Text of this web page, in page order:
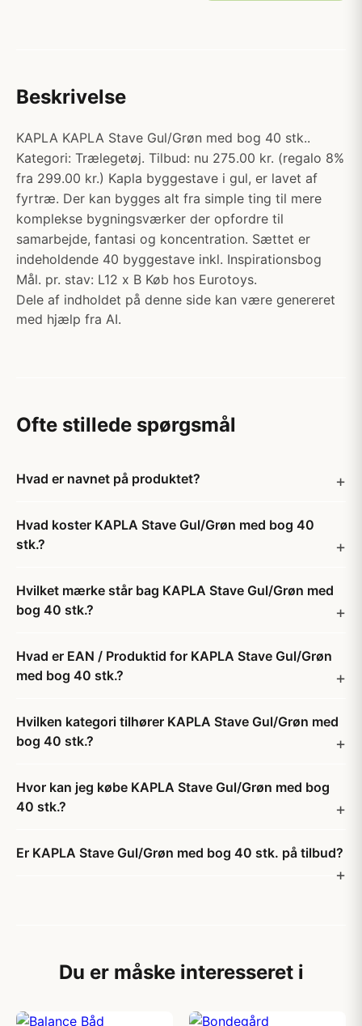
Beskrivelse
KAPLA KAPLA Stave Gul/Grøn med bog 40 stk..
Kategori: Trælegetøj. Tilbud: nu 275.00 kr. (regalo 8%
fra 299.00 kr.) Kapla byggestave i gul, er lavet af
fyrtræ. Der kan bygges alt fra simple ting til mere
komplekse bygningsværker der opfordre til
samarbejde, fantasi og koncentration. Sættet er
indeholdende 40 byggestave inkl. Inspirationsbog
Mål. pr. stav: L12 x B Køb hos Eurotoys.
Dele af indholdet på denne side kan være genereret
med hjælp fra AI.
Ofte stillede spørgsmål
Hvad er navnet på produktet?
Hvad koster KAPLA Stave Gul/Grøn med bog 40
stk.?
Hvilket mærke står bag KAPLA Stave Gul/Grøn med
bog 40 stk.?
Hvad er EAN / Produktid for KAPLA Stave Gul/Grøn
med bog 40 stk.?
Hvilken kategori tilhører KAPLA Stave Gul/Grøn med
bog 40 stk.?
Hvor kan jeg købe KAPLA Stave Gul/Grøn med bog
40 stk.?
Er KAPLA Stave Gul/Grøn med bog 40 stk. på tilbud?
Du er måske interesseret i